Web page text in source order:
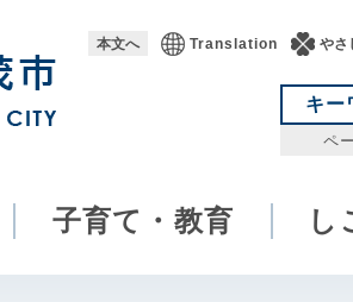
本文へ Translation やさ
キー
ペ
子育て・教育 し